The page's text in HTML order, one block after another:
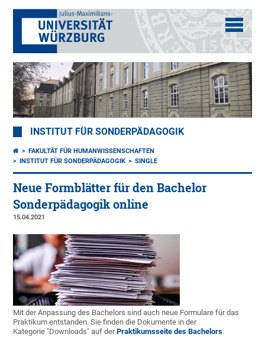
INSTITUT FÜR SONDERPÄDAGOGIK
FAKULTÄT FÜR HUMANWISSENSCHAFTEN
INSTITUT FÜR SONDERPÄDAGOGIK
SINGLE
Neue Formblätter für den Bachelor
Sonderpädagogik online
15.04.2021
Mit der Anpassung des Bachelors sind auch neue Formulare für das
Praktikum entstanden. Sie finden die Dokumente in der
Kategorie "Downloads" auf derPraktikumsseite des Bachelors.